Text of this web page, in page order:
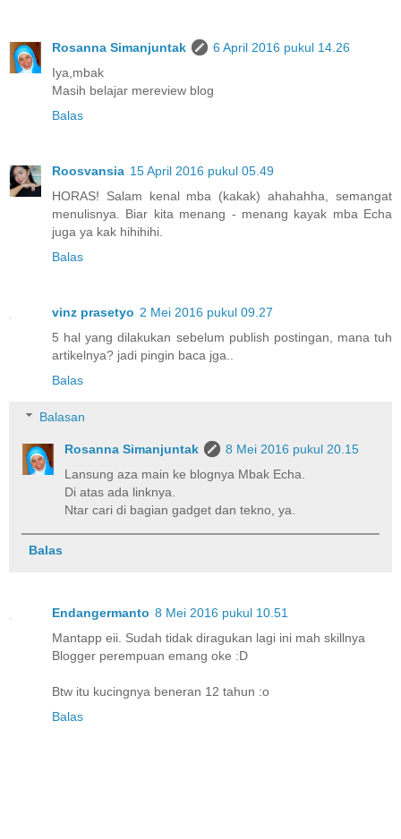
Rosanna Simanjuntak
6 April 2016 pukul 14.26
Iya,mbak
Masih belajar mereview blog
Balas
Roosvansia 15 April 2016 pukul 05.49
HORAS! Salam kenal mba (kakak) ahahahha, semangat
menulisnya. Biar kita menang - menang kayak mba Echa
juga ya kak hihihihi.
Balas
vinz prasetyo 2 Mei 2016 pukul 09.27
5 hal yang dilakukan sebelum publish postingan, mana tuh
artikelnya? jadi pingin baca jga..
Balas
Balasan
Rosanna Simanjuntak
8 Mei 2016 pukul 20.15
Lansung aza main ke blognya Mbak Echa.
Di atas ada linknya.
Ntar cari di bagian gadget dan tekno, ya.
Balas
Endangermanto 8 Mei 2016 pukul 10.51
Mantapp eii. Sudah tidak diragukan lagi ini mah skillnya
Blogger perempuan emang oke :D
Btw itu kucingnya beneran 12 tahun :o
Balas